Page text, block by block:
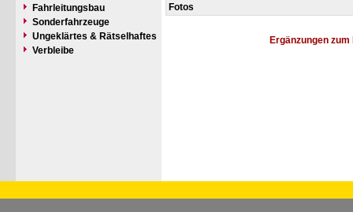
Fahrleitungsbau
Sonderfahrzeuge
Ungeklärtes & Rätselhaftes
Verbleibe
Fotos
Ergänzungen